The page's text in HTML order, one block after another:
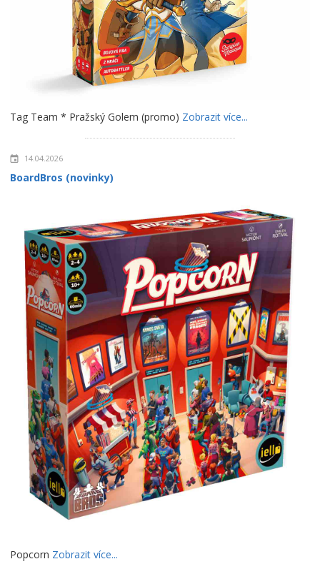
Tag Team * Pražský Golem (promo) Zobrazit více...
14.04.2026
BoardBros (novinky)
Popcorn Zobrazit více...